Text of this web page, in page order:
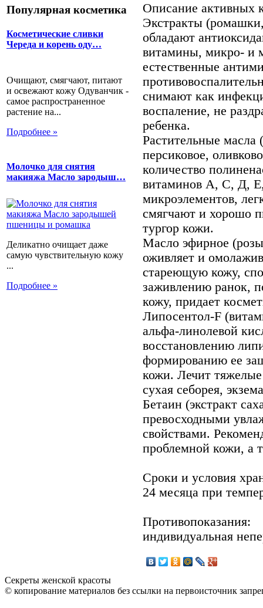
Популярная косметика
Косметические сливки
Череда и корень оду…
Очищают, смягчают, питают
и освежают кожу Одуванчик -
самое распространенное
растение на...
Подробнее »
Молочко для снятия
макияжа Масло зародыш…
Деликатно очищает даже
самую чувствительную кожу
...
Подробнее »
Описание активных
Экстракты
обладают
витамины, микро- и
естественные
снимают как
воспаление, не
ребенка.
Растительные масла
персиковое,
количество
витаминов А, С, Д,
микроэлементов,
смягчают и хорошо
тургор кожи.
Масло эфирное
оживляет и
стареющую кожу,
заживлению ранок,
кожу, придает
Липосентол-F
альфа-линолевой
восстановлению
формированию ее
кожи. Лечит
сухая себорея,
Бетаин (экстракт
превосходными
свойствами.
проблемной кожи, а
Сроки и условия
24 месяца при
Противопоказания:
индивидуальная
Секреты женской красоты
© копирование материалов без ссылки на первоисточник